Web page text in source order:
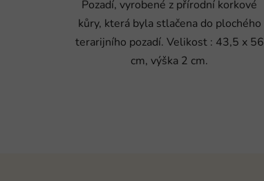
Pozadí, vyrobené z přírodní korkové
kůry, která byla stlačena do plochého
terarijního pozadí. Velikost : 43,5 x 56
cm, výška 2 cm.